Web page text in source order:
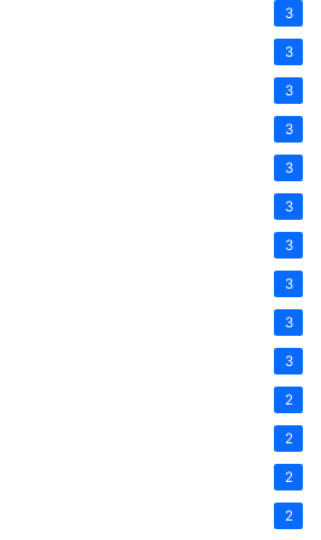
3
3
3
3
3
3
3
3
3
3
2
2
2
2